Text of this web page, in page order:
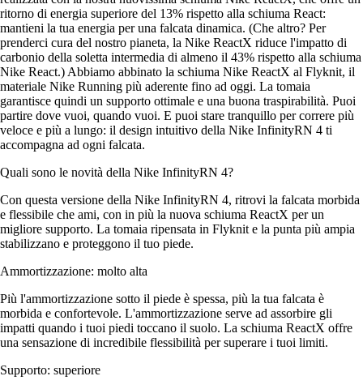
ritorno di energia superiore del 13% rispetto alla schiuma React:
mantieni la tua energia per una falcata dinamica. (Che altro? Per
prenderci cura del nostro pianeta, la Nike ReactX riduce l'impatto di
carbonio della soletta intermedia di almeno il 43% rispetto alla schiuma
Nike React.) Abbiamo abbinato la schiuma Nike ReactX al Flyknit, il
materiale Nike Running più aderente fino ad oggi. La tomaia
garantisce quindi un supporto ottimale e una buona traspirabilità. Puoi
partire dove vuoi, quando vuoi. E puoi stare tranquillo per correre più
veloce e più a lungo: il design intuitivo della Nike InfinityRN 4 ti
accompagna ad ogni falcata.
Quali sono le novità della Nike InfinityRN 4?
Con questa versione della Nike InfinityRN 4, ritrovi la falcata morbida
e flessibile che ami, con in più la nuova schiuma ReactX per un
migliore supporto. La tomaia ripensata in Flyknit e la punta più ampia
stabilizzano e proteggono il tuo piede.
Ammortizzazione: molto alta
Più l'ammortizzazione sotto il piede è spessa, più la tua falcata è
morbida e confortevole. L'ammortizzazione serve ad assorbire gli
impatti quando i tuoi piedi toccano il suolo. La schiuma ReactX offre
una sensazione di incredibile flessibilità per superare i tuoi limiti.
Supporto: superiore